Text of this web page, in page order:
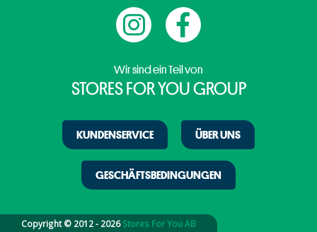
Wir sind ein Teil von
STORES FOR YOU GROUP
KUNDENSERVICE ÜBER UNS
GESCHÄFTSBEDINGUNGEN
Copyright © 2012 - 2026Stores For You AB